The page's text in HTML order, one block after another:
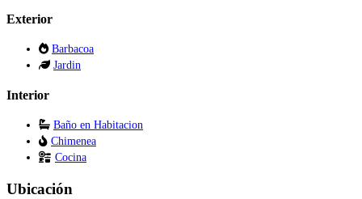
Exterior
Barbacoa
Jardin
Interior
Baño en Habitacion
Chimenea
Cocina
Ubicación